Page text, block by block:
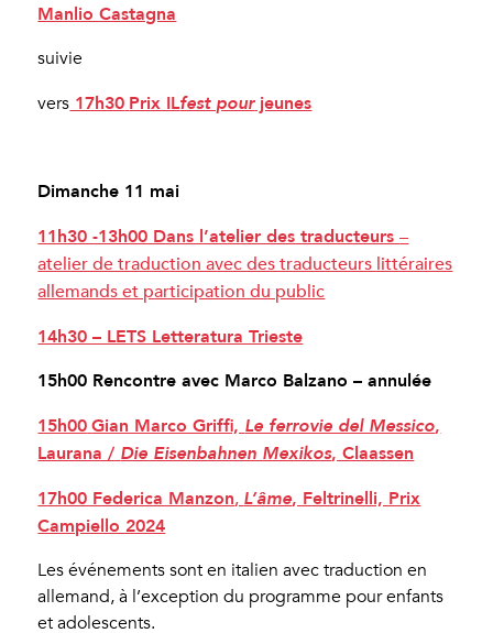
Manlio Castagna
suivie
vers 17h30 Prix ILfest pourjeunes
Dimanche 11 mai
11h30 -13h00 Dans l’atelier des traducteurs–
atelier de traduction avec des traducteurs littéraires
allemands et participation du public
14h30 – LETS Letteratura Trieste
15h00 Rencontre avec Marco Balzano – annulée
15h00Gian Marco Griffi, Le ferrovie del Messico,
Laurana / Die Eisenbahnen Mexikos, Claassen
17h00 Federica Manzon, L’âme, Feltrinelli, Prix
Campiello 2024
Les événements sont en italien avec traduction en
allemand, à l’exception du programme pour enfants
et adolescents.